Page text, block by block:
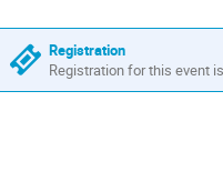
Europe/Prague
Registration
Registration for this event